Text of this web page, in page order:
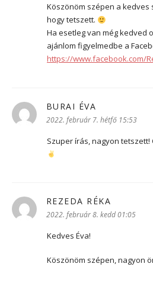
Köszönöm szépen a
hogy tetszett.
Ha esetleg van még kedved
ajánlom figyelmedbe a
https://www.facebook.com/
BURAI ÉVA
2022. február 7. hétfő 15:53
Szuper írás, nagyon
REZEDA RÉKA
2022. február 8. kedd 01:05
Kedves Éva!
Köszönöm szépen, nagyon